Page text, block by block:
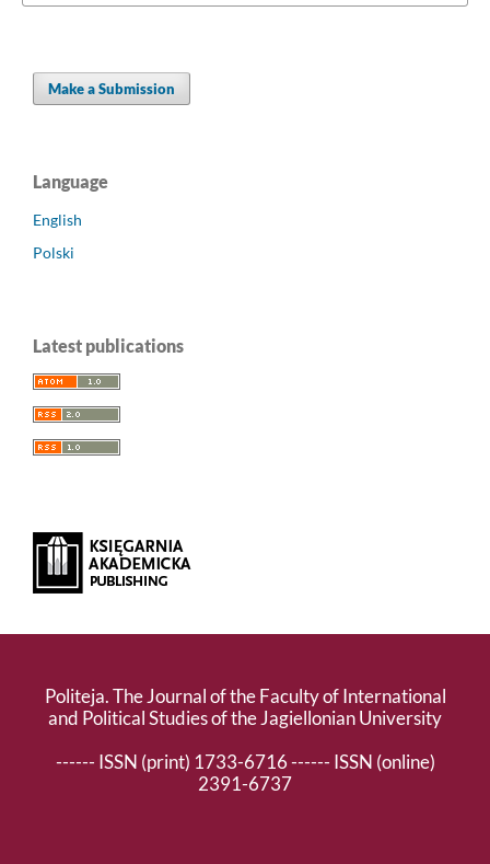
Make a Submission
Language
English
Polski
Latest publications
Politeja. The Journal of the Faculty of International
and Political Studies of the Jagiellonian University
------ ISSN (print) 1733-6716 ------ ISSN (online)
2391-6737